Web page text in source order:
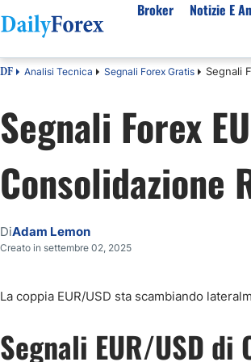
Broker
Bot Trading Automatico
Trading Bonus Senza Deposito
Consob Lista Broker Autorizzati
Broker No Esma
Broker con Spread 0
Notizie E
Quotazione EUR USD Real Time
Previsioni S&P500 Oggi
Previsioni Nasdaq 100 Oggi
Previsione Quotazione XAUUSD
Tutte le Valute Disponibili
Tutti gli Indici Disponibili
Chi Siamo
Politica editoriale
Come Guadagniamo Soldi
La Nostra Metodologia
Perché Fidarsi di Noi
DF Analisi Tecnica Segnali Forex Gratis Segnali
Segnali Forex
Consolidazione
DiAdam Lemon
Creato in settembre 02, 2025
La coppia EUR/USD sta scambiando
Segnali EUR/USD di